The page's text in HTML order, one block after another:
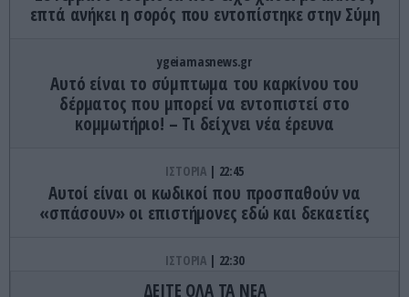
επτά ανήκει η σορός που εντοπίστηκε στην Σύμη
ygeiamasnews.gr
Αυτό είναι το σύμπτωμα του καρκίνου του
δέρματος που μπορεί να εντοπιστεί στο
κομμωτήριο! – Τι δείχνει νέα έρευνα
ΙΣΤΟΡΙΑ 22:45
Αυτοί είναι οι κωδικοί που προσπαθούν να
«σπάσουν» οι επιστήμονες εδώ και δεκαετίες
ΙΣΤΟΡΙΑ 22:30
Η «χαμένη εποχή» των γλωσσών: Όταν η
ΔΕΙΤΕ ΟΛΑ ΤΑ ΝΕΑ